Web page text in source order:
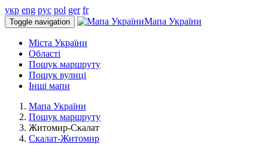
укр eng рус pol ger fr
Toggle navigation Мапа України
Міста України
Області
Пошук маршруту
Пошук вулиці
Інші мапи
Мапа України
Пошук маршруту
Житомир-Скалат
Скалат-Житомир